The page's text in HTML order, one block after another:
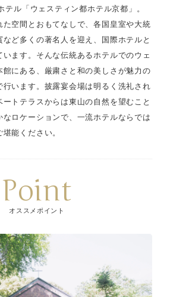
テル「ウェスティン都ホテル京都」。
た空間とおもてなしで、各国皇室や大統
ど多くの著名人を迎え、国際ホテルと
います。そんな伝統あるホテルでのウェ
館にある、厳粛さと和の美しさが魅力の
行います。披露宴会場は明るく洗礼され
トテラスからは東山の自然を望むこと
ロケーションで、一流ホテルならでは
能ください。
Point
オススメポイント